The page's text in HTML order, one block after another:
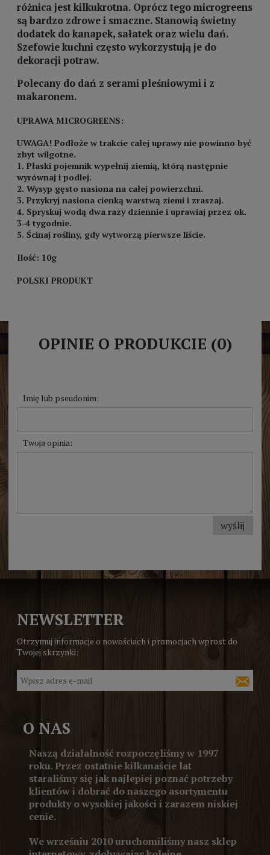
różnica jest kilkukrotna. Oprócz tego microgreens
są bardzo zdrowe i smaczne. Stanowią świetny
dodatek do kanapek, sałatek oraz wielu dań.
Szefowie kuchni często wykorzystują je do
dekoracji potraw.
Polecany do dań z serami pleśniowymi i z
makaronem.
UPRAWA MICROGREENS:
UWAGA! Podłoże w trakcie całej uprawy nie powinno być
zbyt wilgotne.
1. Płaski pojemnik wypełnij ziemią, którą następnie
wyrównaj i podlej.
2. Wysyp gęsto nasiona na całej powierzchni.
3. Przykryj nasiona cienką warstwą ziemi i zraszaj.
4. Spryskuj wodą dwa razy dziennie i uprawiaj przez ok.
3-4 tygodnie.
5. Ścinaj rośliny, gdy wytworzą pierwsze liście.
Ilość: 10g
POLSKI PRODUKT
OPINIE O PRODUKCIE (0)
Imię lub pseudonim:
Twoja opinia:
wyślij
NEWSLETTER
Otrzymuj informacje o nowościach i promocjach wprost do
Twojej skrzynki:
O NAS
Naszą działalność rozpoczęliśmy w 1997
roku. Przez ostatnie kilkanaście lat
staraliśmy się jak najlepiej poznać potrzeby
klientów i dobrać do naszego asortymentu
produkty o wysokiej jakości i zarazem niskiej
cenie.
We wrześniu 2010 uruchomiliśmy nasz sklep